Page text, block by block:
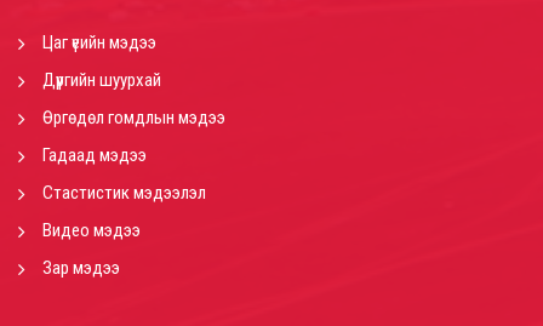
Цаг үеийн мэдээ
Дүүргийн шуурхай
Өргөдөл гомдлын мэдээ
Гадаад мэдээ
Стастистик мэдээлэл
Видео мэдээ
Зар мэдээ